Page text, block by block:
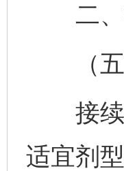
二、
（五
接续
适宜剂